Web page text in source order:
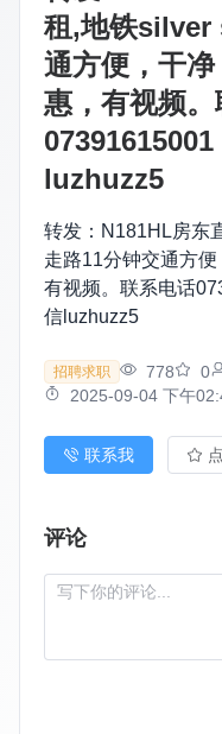
租,地铁silver
通方便，干
惠，有视频
luzhuzz5
转发：N181HL房东
走路11分钟交通方便
有视频。联系电话
信luzhuzz5
招聘求职 778 0
2025-09-04 下午
联系我
评论